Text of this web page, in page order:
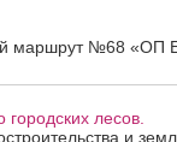
маршрут №68
лесов.
и